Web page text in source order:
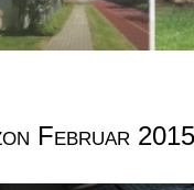
Februar